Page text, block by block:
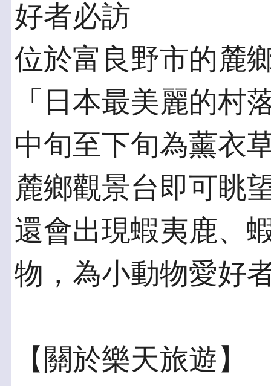
好者必訪
位於富良野市的麓
「日本最美麗的村
中旬至下旬為薰衣
麓鄉觀景台即可眺
還會出現蝦夷鹿、
物，為小動物愛好
【關於樂天旅遊】